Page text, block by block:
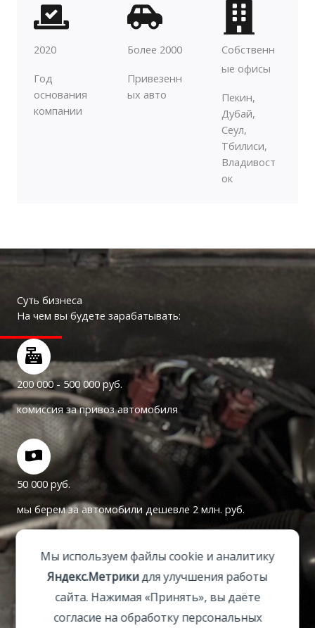
2020
Год
основания
компании
Более 2000
Привезенн
ых авто
Собственн
ые офисы
Пекин,
Дубай,
Сеул,
Тбилиси,
Владивост
ок
Суть бизнеса
На чем вы будете зарабатывать:
200 000 - 500 000 руб.
комиссия за привоз автомобиля
50 000 руб.
мы берем за автомобили дешевле 2 млн. руб.
100 000 руб.
мы берем за автомобили от 2 млн. руб.
Мы используем файлы cookie и аналитику
Яндекс.Метрикидля улучшения работы
сайта. Нажимая «Принять», вы даёте
согласие на обработку персональных